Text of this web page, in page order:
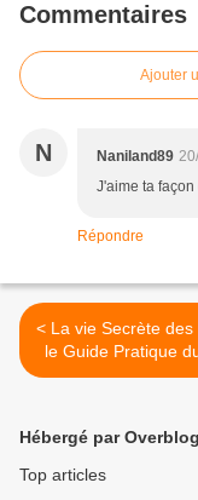
Commentaires
Ajouter
N Naniland89
J'aime ta
Répondre
< La vie Secrète des Chats,
le Guide Pratique du
heureux
Hébergé par Overblog
Top articles